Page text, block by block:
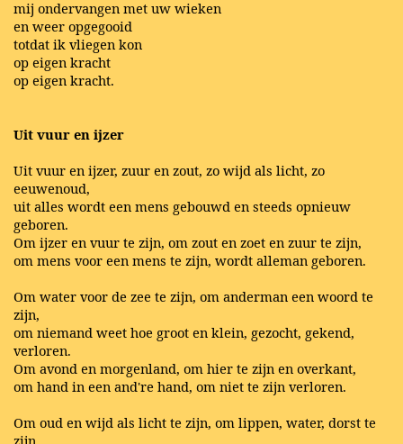
mij ondervangen met uw wieken
en weer opgegooid
totdat ik vliegen kon
op eigen kracht
op eigen kracht.
Uit vuur en ijzer
Uit vuur en ijzer, zuur en zout, zo wijd als licht, zo
eeuwenoud,
uit alles wordt een mens gebouwd en steeds opnieuw
geboren.
Om ijzer en vuur te zijn, om zout en zoet en zuur te zijn,
om mens voor een mens te zijn, wordt alleman geboren.
Om water voor de zee te zijn, om anderman een woord te
zijn,
om niemand weet hoe groot en klein, gezocht, gekend,
verloren.
Om avond en morgenland, om hier te zijn en overkant,
om hand in een and're hand, om niet te zijn verloren.
Om oud en wijd als licht te zijn, om lippen, water, dorst te